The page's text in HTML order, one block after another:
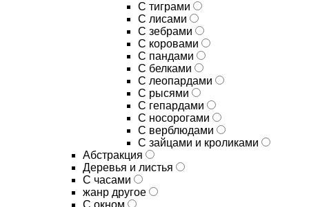
С тиграми
С лисами
С зебрами
С коровами
С пандами
С белками
С леопардами
С рысями
С гепардами
С носорогами
С верблюдами
С зайцами и кроликами
Абстракция
Деревья и листья
С часами
жанр другое
С окном